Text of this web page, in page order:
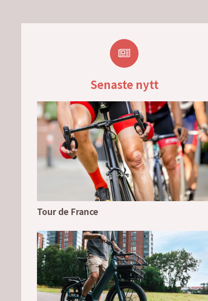
Senaste nytt
Tour de France